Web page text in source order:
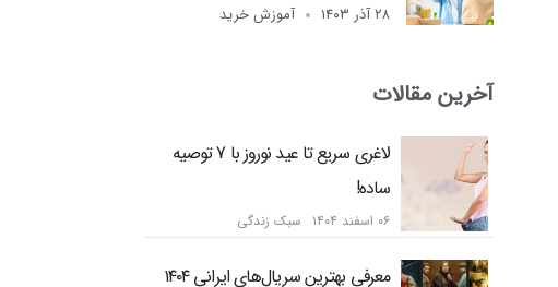
۲۸ آذر ۱۴۰۳ آموزش خرید
آخرین مقالات
لاغری سریع تا عید نوروز با 7 توصیه
ساده!
۰۶ اسفند ۱۴۰۴ سبک زندگی
معرفی بهترین سریال‌های ایرانی ۱۴۰۴